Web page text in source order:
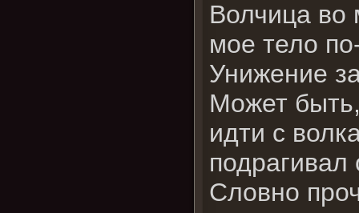
Волчица во
мое тело
Унижение
Может
идти с
Словно